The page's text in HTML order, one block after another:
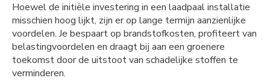
Hoewel de initiële investering in een laadpaal installatie
misschien hoog lijkt, zijn er op lange termijn aanzienlijke
voordelen. Je bespaart op brandstofkosten, profiteert van
belastingvoordelen en draagt bij aan een groenere
toekomst door de uitstoot van schadelijke stoffen te
verminderen.